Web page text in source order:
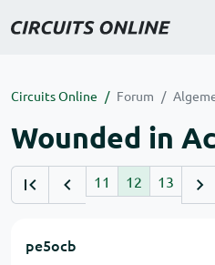
Circuits Online Forum
Wounded in
11 12 13
pe5ocb